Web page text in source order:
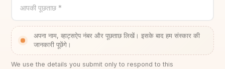
आपकी पूछताछ *
अपना नाम, व्हाट्सऐप नंबर और पूछताछ लिखें। इसके बाद हम संस्कार की
जानकारी पूछेंगे।
We use the details you submit only to respond to this